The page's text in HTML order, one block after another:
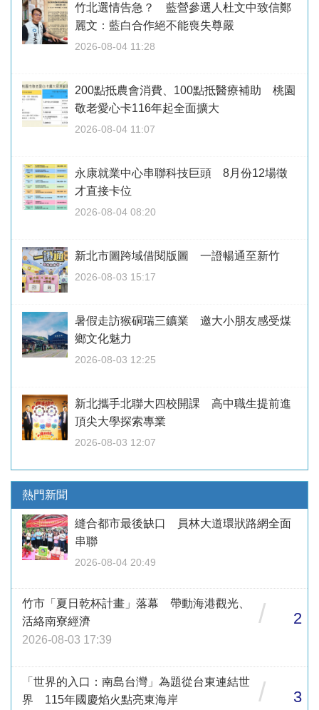
竹北選情告急？ 藍營參選人杜文中致信鄭
麗文：藍白合作絕不能喪失尊嚴
2026-08-04 11:28
200點抵農會消費、100點抵醫療補助 桃園
敬老愛心卡116年起全面擴大
2026-08-04 11:07
永康就業中心串聯科技巨頭 8月份12場徵
才直接卡位
2026-08-04 08:20
新北市圖跨域借閱版圖 一證暢通至新竹
2026-08-03 15:17
暑假走訪猴硐瑞三鑛業 邀大小朋友感受煤
鄉文化魅力
2026-08-03 12:25
新北攜手北聯大四校開課 高中職生提前進
頂尖大學探索專業
2026-08-03 12:07
熱門新聞
縫合都市最後缺口 員林大道環狀路網全面
串聯
2026-08-04 20:49
竹市「夏日乾杯計畫」落幕 帶動海港觀光、
活絡南寮經濟
2026-08-03 17:39
/ 2
「世界的入口：南島台灣」為題從台東連結世
界 115年國慶焰火點亮東海岸
/ 3